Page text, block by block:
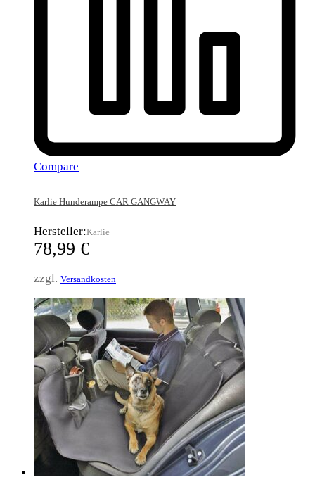
Compare
Karlie Hunderampe CAR GANGWAY
Hersteller:Karlie
78,99 €
zzgl. Versandkosten